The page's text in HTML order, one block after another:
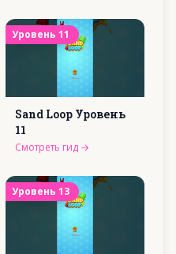
Уровень 11
Sand Loop Уровень
11
Смотреть гид →
Уровень 13